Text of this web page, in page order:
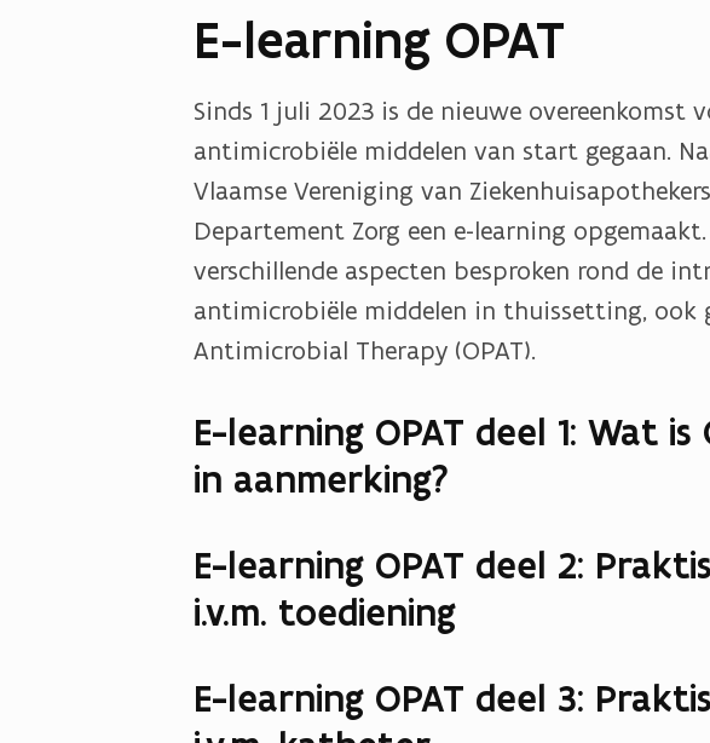
E-learning OPAT
Sinds 1 juli 2023 is de nieuwe overeenkomst
antimicrobiële middelen van start gegaan.
Vlaamse Vereniging van
Departement Zorg een e-learning
verschillende aspecten besproken rond de
antimicrobiële middelen in thuissetting, ook
Antimicrobial Therapy (OPAT).
E-learning OPAT deel 1: Wat
in aanmerking?
E-learning OPAT deel 2:
i.v.m. toediening
E-learning OPAT deel 3: